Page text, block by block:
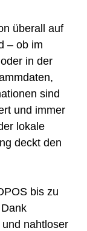
überall auf
– ob im
in der
sind
und immer
lokale
deckt den
bis zu
nahtloser